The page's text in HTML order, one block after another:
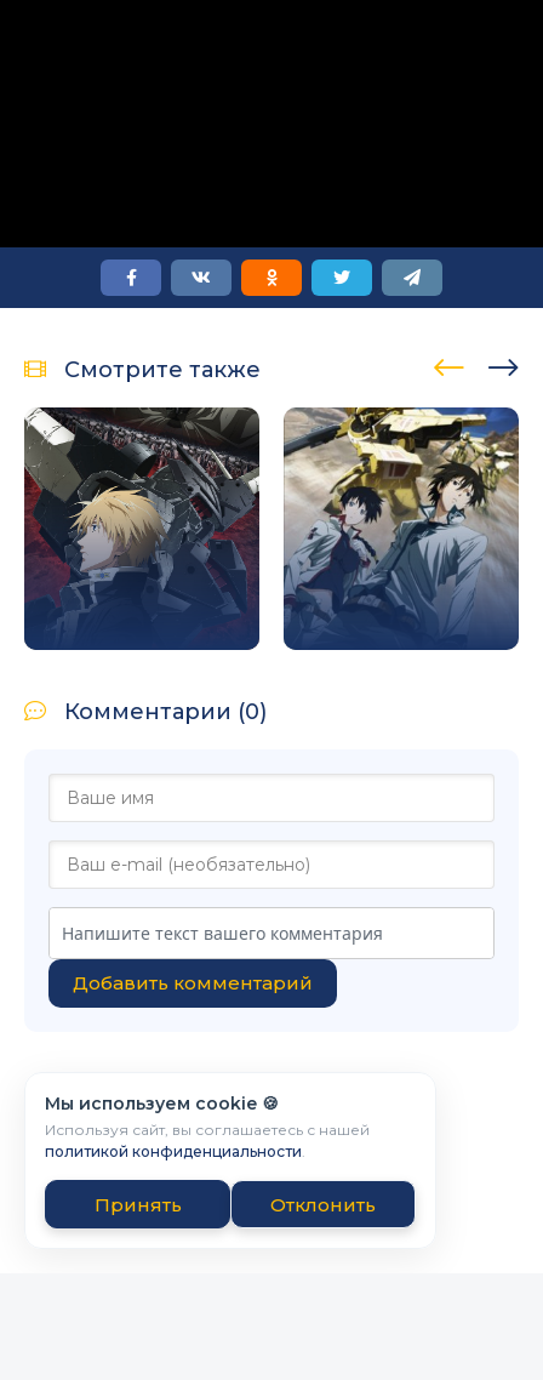
Смотрите также
Комментарии (0)
Добавить комментарий
Мы используем cookie 🍪
Используя сайт, вы соглашаетесь с нашей
политикой конфиденциальности.
Принять Отклонить